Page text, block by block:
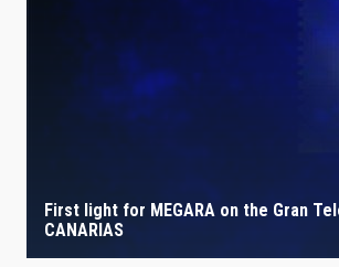
First light for MEGARA on the Gran
CANARIAS